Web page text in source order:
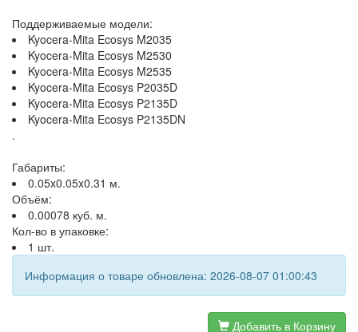
Поддерживаемые модели:
Kyocera-Mita Ecosys M2035
Kyocera-Mita Ecosys M2530
Kyocera-Mita Ecosys M2535
Kyocera-Mita Ecosys P2035D
Kyocera-Mita Ecosys P2135D
Kyocera-Mita Ecosys P2135DN
.
Габариты:
0.05x0.05x0.31 м.
Объём:
0.00078 куб. м.
Кол-во в упаковке:
1 шт.
Информация о товаре обновлена: 2026-08-07 01:00:43
Добавить в Корзину